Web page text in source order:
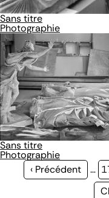
Sans titre
Photographie
Sans titre
Photographie
Page
‹ Précédent …